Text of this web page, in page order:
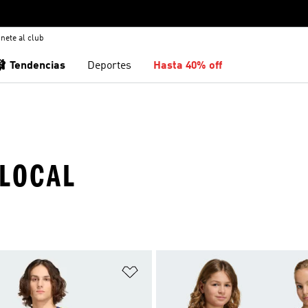
al club
Tendencias Deportes Hasta 40% off
de deseos Añadir a la lista de deseos